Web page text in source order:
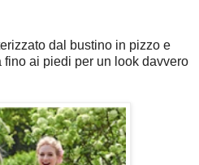
dal bustino in pizzo e
ai piedi per un look davvero